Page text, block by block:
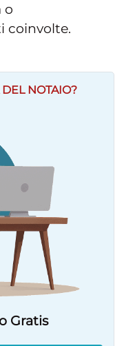
o
coinvolte.
NOTAIO?
Gratis